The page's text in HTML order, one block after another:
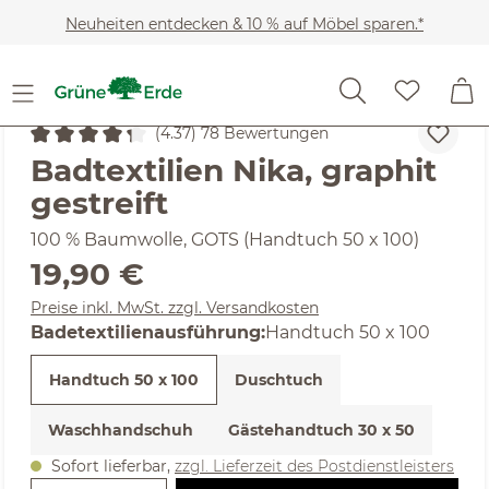
Zum Hauptinhalt springen
Neuheiten entdecken & 10 % auf Möbel sparen.*
Heimtextilien Badtextilien Handtücher
Durchschnittliche Bewertung von 4.37 von 5 Sternen
(4.37) 78 Bewertungen
Badtextilien Nika, graphit
gestreift
100 % Baumwolle, GOTS (Handtuch 50 x 100)
Regulärer Preis:
19,90 €
Preise inkl. MwSt. zzgl. Versandkosten
Badetextilienausführungauswählen
:Handtuch 50 x 100
Handtuch 50 x 100 Duschtuch
Waschhandschuh
Gästehandtuch 30 x 50
Sofort lieferbar, zzgl. Lieferzeit des Postdienstleisters